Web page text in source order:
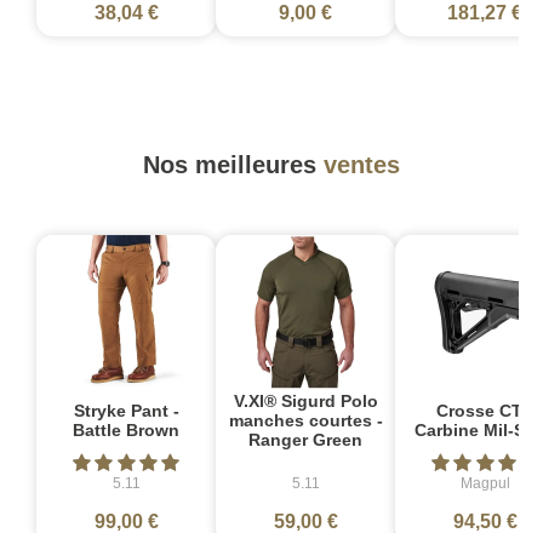
38,04 € 9,00 € 181,27 €
Nos meilleures ventes
Stryke Pant -
Battle Brown
5.11
99,00 €
V.XI® Sigurd Polo
manches courtes -
Ranger Green
5.11
59,00 €
Crosse CTR
Carbine Mil-
Magpul
94,50 €